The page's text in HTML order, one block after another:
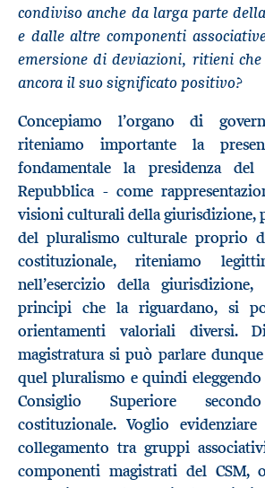
condiviso anche da larga parte
e dalle altre componenti
emersione di deviazioni, ritieni che
ancora il suo significato positivo?
Concepiamo l’organo di
riteniamo importante la
fondamentale la presidenza del
Repubblica - come
visioni culturali della giurisdizione,
del pluralismo culturale proprio
costituzionale, riteniamo
nell’esercizio della
principi che la riguardano, si
orientamenti valoriali diversi.
magistratura si può parlare
quel pluralismo e quindi
Consiglio Superiore
costituzionale. Voglio
collegamento tra gruppi
componenti magistrati del CSM,